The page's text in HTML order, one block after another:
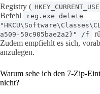
Registry (
Befehl
reg.exe delete
a509-50c905bae2a2}" /f
Zudem empfiehlt es sich,
anzulegen.
Warum sehe ich den 7-Zip-
nicht?